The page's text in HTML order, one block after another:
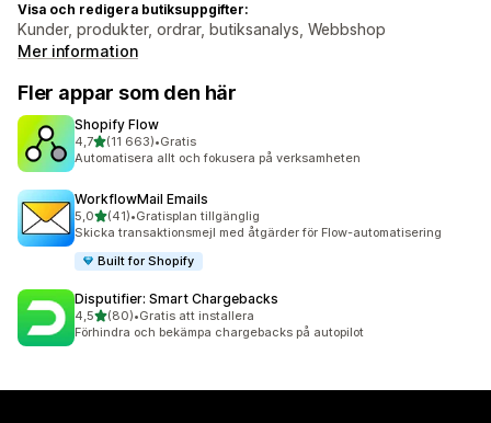
Visa och redigera butiksuppgifter:
Kunder, produkter, ordrar, butiksanalys, Webbshop
Mer information
Fler appar som den här
Shopify Flow
4,7av 5 stjärnor
(11 663)
11663 recensioner totalt
•Gratis
Automatisera allt och fokusera på verksamheten
WorkflowMail Emails
5,0av 5 stjärnor
(41)
41 recensioner totalt
•Gratisplan tillgänglig
Skicka transaktionsmejl med åtgärder för Flow-automatisering
Built for Shopify
Disputifier: Smart Chargebacks
4,5av 5 stjärnor
(80)
80 recensioner totalt
•Gratis att installera
Förhindra och bekämpa chargebacks på autopilot